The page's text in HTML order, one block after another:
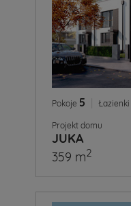
Pokoje 5 Łazienki
Projekt domu
JUKA
359 m2